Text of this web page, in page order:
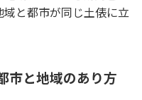
と都市が同じ土俵に立
市と地域のあり方